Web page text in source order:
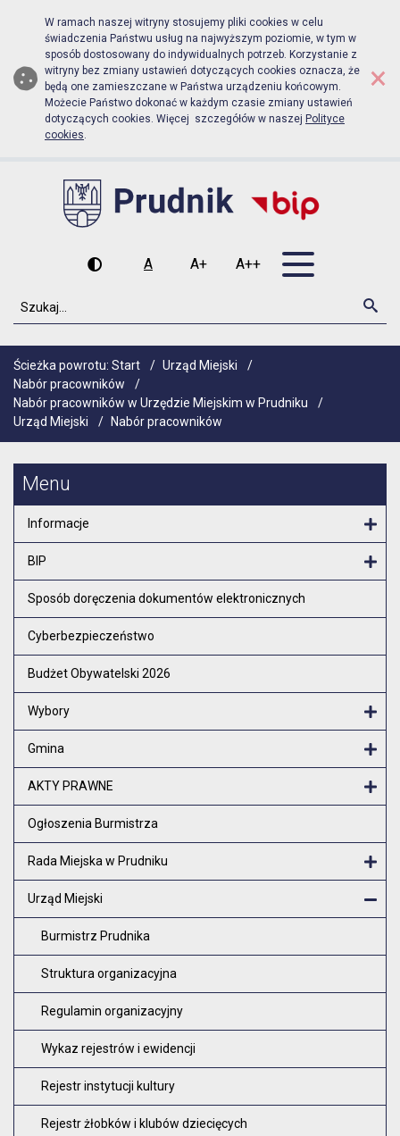
Biuletyn Informacji Publicznej
Przejdź do menu głównego
Przejdź do głównej zawartości
W ramach naszej witryny stosujemy pliki cookies w celu
świadczenia Państwu usług na najwyższym poziomie, w tym w
sposób dostosowany do indywidualnych potrzeb. Korzystanie z
witryny bez zmiany ustawień dotyczących cookies oznacza, że
będą one zamieszczane w Państwa urządzeniu końcowym.
Możecie Państwo dokonać w każdym czasie zmiany ustawień
dotyczących cookies. Więcej szczegółów w naszej Polityce
cookies.
×
Wysoki kontrast
A
Czcionka domyślna
A+
Czcionka średnia
A++
Czcionka duża
Szukaj
Ścieżka powrotu: Start / Urząd Miejski
/
Nabór pracowników
/
Nabór pracowników w Urzędzie Miejskim w Prudniku
/
Urząd Miejski
/ Nabór pracowników
Menu
Informacje
BIP
Sposób doręczenia dokumentów elektronicznych
Cyberbezpieczeństwo
Budżet Obywatelski 2026
Wybory
Gmina
AKTY PRAWNE
Ogłoszenia Burmistrza
Rada Miejska w Prudniku
Urząd Miejski
Burmistrz Prudnika
Struktura organizacyjna
Regulamin organizacyjny
Wykaz rejestrów i ewidencji
Rejestr instytucji kultury
Rejestr żłobków i klubów dziecięcych